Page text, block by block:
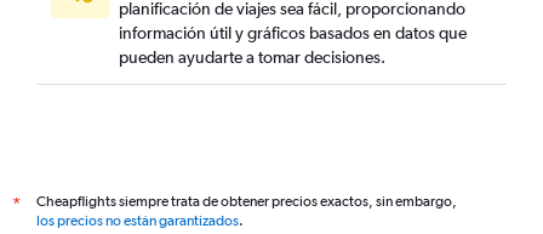
planificación de viajes sea fácil, proporcionando
información útil y gráficos basados en datos que
pueden ayudarte a tomar decisiones.
*
Cheapflights siempre trata de obtener precios exactos, sin embargo,
los precios no están garantizados.